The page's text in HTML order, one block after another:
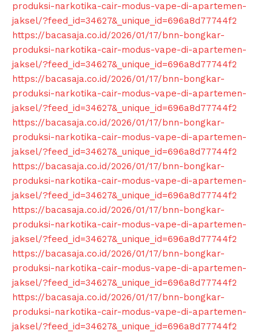
produksi-narkotika-cair-modus-vape-di-apartemen-
jaksel/?feed_id=34627&_unique_id=696a8d77744f2
https://bacasaja.co.id/2026/01/17/bnn-bongkar-
produksi-narkotika-cair-modus-vape-di-apartemen-
jaksel/?feed_id=34627&_unique_id=696a8d77744f2
https://bacasaja.co.id/2026/01/17/bnn-bongkar-
produksi-narkotika-cair-modus-vape-di-apartemen-
jaksel/?feed_id=34627&_unique_id=696a8d77744f2
https://bacasaja.co.id/2026/01/17/bnn-bongkar-
produksi-narkotika-cair-modus-vape-di-apartemen-
jaksel/?feed_id=34627&_unique_id=696a8d77744f2
https://bacasaja.co.id/2026/01/17/bnn-bongkar-
produksi-narkotika-cair-modus-vape-di-apartemen-
jaksel/?feed_id=34627&_unique_id=696a8d77744f2
https://bacasaja.co.id/2026/01/17/bnn-bongkar-
produksi-narkotika-cair-modus-vape-di-apartemen-
jaksel/?feed_id=34627&_unique_id=696a8d77744f2
https://bacasaja.co.id/2026/01/17/bnn-bongkar-
produksi-narkotika-cair-modus-vape-di-apartemen-
jaksel/?feed_id=34627&_unique_id=696a8d77744f2
https://bacasaja.co.id/2026/01/17/bnn-bongkar-
produksi-narkotika-cair-modus-vape-di-apartemen-
jaksel/?feed_id=34627&_unique_id=696a8d77744f2